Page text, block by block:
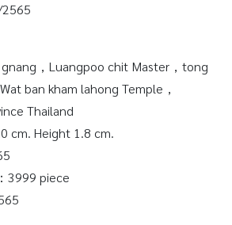
，Luangpoo chit Master，tong
ban kham lahong Temple，
Thailand
cm. Height 1.8 cm.
3999 piece